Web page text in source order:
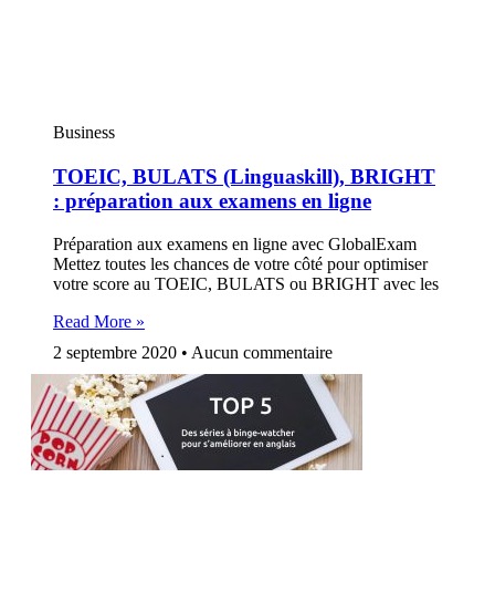
Business
TOEIC, BULATS (Linguaskill), BRIGHT
: préparation aux examens en ligne
Préparation aux examens en ligne avec GlobalExam
Mettez toutes les chances de votre côté pour optimiser
votre score au TOEIC, BULATS ou BRIGHT avec les
Read More »
2 septembre 2020
Aucun commentaire